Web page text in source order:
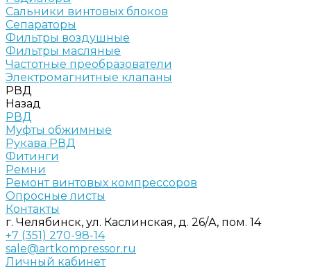
Сальники винтовых блоков
Сепараторы
Фильтры воздушные
Фильтры масляные
Частотные преобразователи
Электромагнитные клапаны
РВД
Назад
РВД
Муфты обжимные
Рукава РВД
Фитинги
Ремни
Ремонт винтовых компрессоров
Опросные листы
Контакты
г. Челябинск, ул. Каслинская, д. 26/А, пом. 14
+7 (351) 270-98-14
sale@artkompressor.ru
Личный кабинет